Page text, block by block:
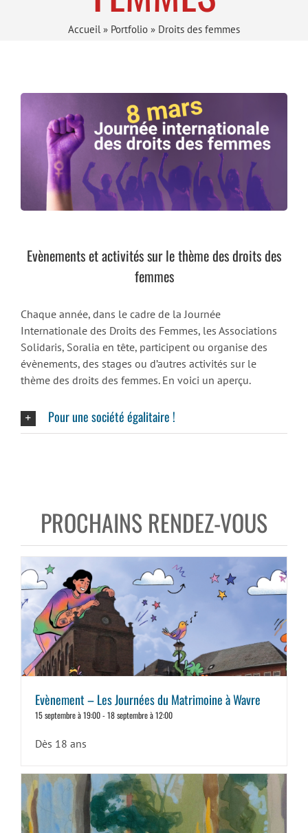
Accueil » Portfolio » Droits des femmes
Evènements et activités sur le thème des droits des
femmes
Chaque année, dans le cadre de la Journée
Internationale des Droits des Femmes, les Associations
Solidaris, Soralia en tête, participent ou organise des
évènements, des stages ou d’autres activités sur le
thème des droits des femmes. En voici un aperçu.
Pour une société égalitaire !
PROCHAINS RENDEZ-VOUS
Evènement – Les Journées du Matrimoine à Wavre
15 septembre à 19:00-18 septembre à 12:00
Dès 18 ans